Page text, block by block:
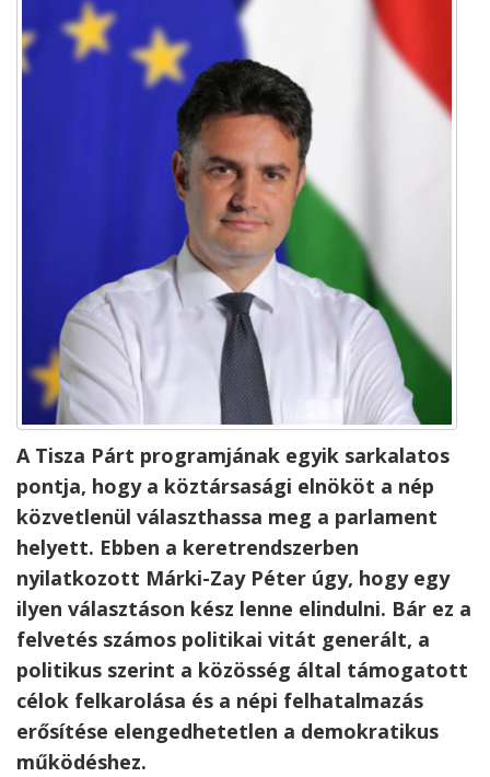
A Tisza Párt programjának egyik sarkalatos
pontja, hogy a köztársasági elnököt a nép
közvetlenül választhassa meg a parlament
helyett. Ebben a keretrendszerben
nyilatkozott Márki-Zay Péter úgy, hogy egy
ilyen választáson kész lenne elindulni. Bár ez a
felvetés számos politikai vitát generált, a
politikus szerint a közösség által támogatott
célok felkarolása és a népi felhatalmazás
erősítése elengedhetetlen a demokratikus
működéshez.